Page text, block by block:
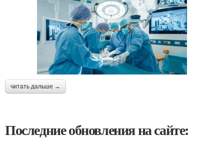
читать дальше →
Последние обновления на сайте: